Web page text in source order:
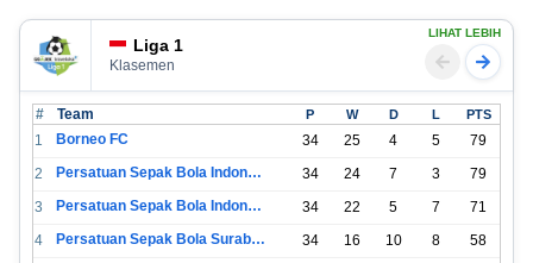
Liga 1
Klasemen
LIHAT LEBIH
# Team P W D L PTS
1 Borneo FC 34 25 4 5
79
2
Persatuan Sepak Bola Indonesia Bandung 34 24 7 3
79
3
Persatuan Sepak Bola Indonesia Jakarta 34 22 5 7
71
4
Persatuan Sepak Bola Surabaya 34 16 10 8
58